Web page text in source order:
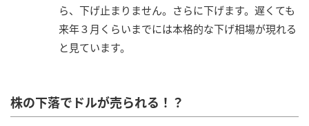
ら、下げ止まりません。さらに下げます。遅くても
来年３月くらいまでには本格的な下げ相場が現れる
と見ています。
株の下落でドルが売られる！？